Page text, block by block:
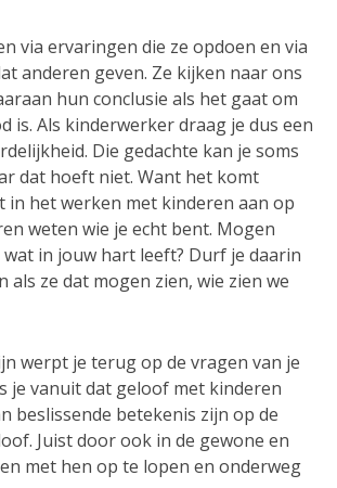
via ervaringen die ze opdoen en via
anderen geven. Ze kijken naar ons
hun conclusie als het gaat om
is. Als kinderwerker draag je dus een
Die gedachte kan je soms
dat hoeft niet. Want het komt
in het werken met kinderen aan op
weten wie je echt bent. Mogen
in jouw hart leeft? Durf je daarin
als ze dat mogen zien, wie zien we
werpt je terug op de vragen van je
je vanuit dat geloof met kinderen
beslissende betekenis zijn op de
Juist door ook in de gewone en
met hen op te lopen en onderweg